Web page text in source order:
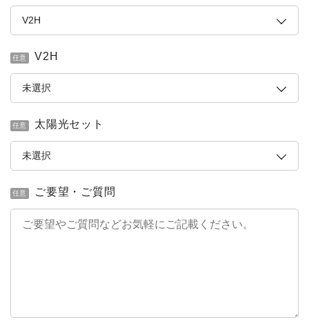
任意 V2H
任意 太陽光セット
任意 ご要望・ご質問